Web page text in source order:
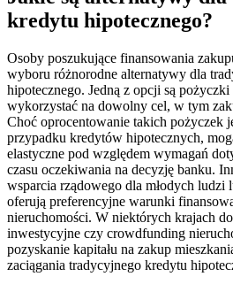
kredytu hipotecznego?
Osoby poszukujące finansowania
wyboru różnorodne alternatywy dla
hipotecznego. Jedną z opcji są
wykorzystać na dowolny cel, w tym
Choć oprocentowanie takich pożyczek
przypadku kredytów hipotecznych,
elastyczne pod względem wymagań
czasu oczekiwania na decyzję banku.
wsparcia rządowego dla młodych ludzi
oferują preferencyjne warunki
nieruchomości. W niektórych krajach
inwestycyjne czy crowdfunding
pozyskanie kapitału na zakup
zaciągania tradycyjnego kredytu